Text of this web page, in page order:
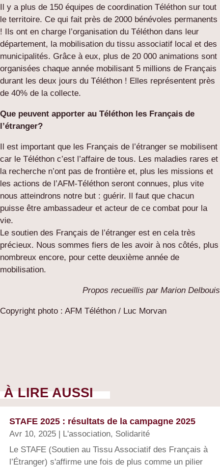
Il y a plus de 150 équipes de coordination Téléthon sur tout
le territoire. Ce qui fait près de 2000 bénévoles permanents
! Ils ont en charge l’organisation du Téléthon dans leur
département, la mobilisation du tissu associatif local et des
municipalités. Grâce à eux, plus de 20 000 animations sont
organisées chaque année mobilisant 5 millions de Français
durant les deux jours du Téléthon ! Elles représentent près
de 40% de la collecte.
Que peuvent apporter au Téléthon les Français de
l’étranger?
Il est important que les Français de l’étranger se mobilisent
car le Téléthon c’est l’affaire de tous. Les maladies rares et
la recherche n’ont pas de frontière et, plus les missions et
les actions de l’AFM-Téléthon seront connues, plus vite
nous atteindrons notre but : guérir. Il faut que chacun
puisse être ambassadeur et acteur de ce combat pour la
vie.
Le soutien des Français de l’étranger est en cela très
précieux. Nous sommes fiers de les avoir à nos côtés, plus
nombreux encore, pour cette deuxième année de
mobilisation.
Propos recueillis par Marion Delbouis
Copyright photo : AFM Téléthon / Luc Morvan
À LIRE AUSSI
STAFE 2025 : résultats de la campagne 2025
Avr 10, 2025 L'association, Solidarité
Le STAFE (Soutien au Tissu Associatif des Français à
l’Étranger) s'affirme une fois de plus comme un pilier